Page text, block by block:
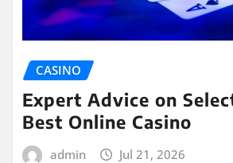
CASINO
Expert Advice on
Best Online Casino
admin Jul 21, 2026